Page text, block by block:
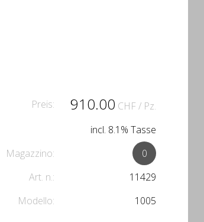
Preis: 910.00 CHF / Pz.
incl. 8.1% Tasse
Magazzino:
0
Art. n.:
11429
Modello:
1005